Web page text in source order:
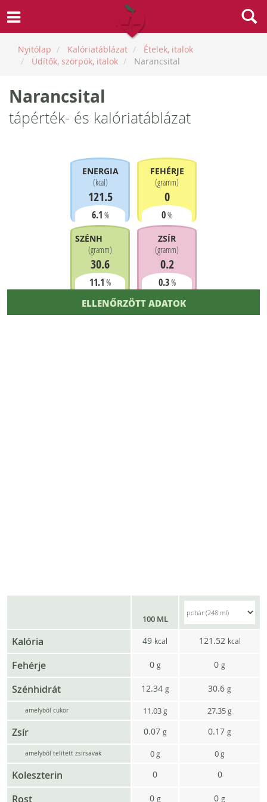
Nyitólap Kalóriatáblázat
Ételek, italok
Üdítők, szörpök, italok
Narancsital
Narancsital
tápérték- és kalóriatáblázat
ENERGIA
(kcal)
121.5
6.1 %
FEHÉRJE
(gramm)
0
0%
SZÉNHIDRÁT
(gramm)
30.6
11.1 %
ZSÍR
(gramm)
0.2
0.3%
ELLENŐRZÖTT ADATOK
100 ML
Kalória 49 kcal 121.52 kcal
Fehérje 0 g 0 g
Szénhidrát 12.34 g 30.6 g
amelyből cukor 11.03g 27.35g
Zsír 0.07 g 0.17 g
amelyből telített zsírsavak 0g 0g
Koleszterin 0 0
Rost 0 g 0 g